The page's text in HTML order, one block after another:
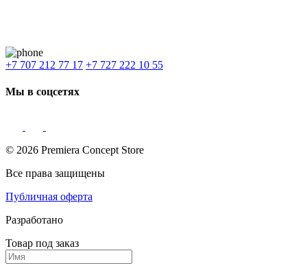
+7 707 212 77 17 +7 727 222 10 55
Мы в соцсетях
© 2026 Premiera Concept Store
Все права защищены
Публичная оферта
Разработано
Товар под заказ